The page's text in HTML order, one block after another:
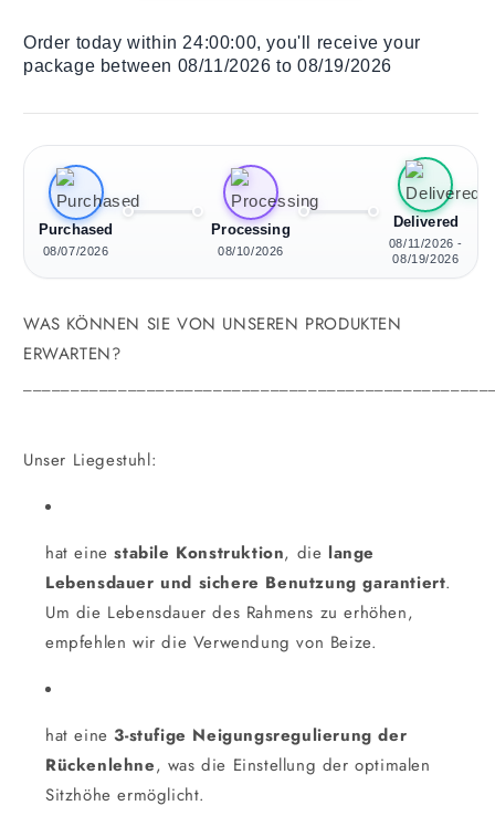
Order today within 24:00:00, you'll receive your
package between 08/11/2026 to 08/19/2026
Purchased
08/07/2026
Processing
08/10/2026
Delivered
08/11/2026 -
08/19/2026
WAS KÖNNEN SIE VON UNSEREN PRODUKTEN
ERWARTEN?
Unser Liegestuhl:
hat eine stabile Konstruktion, die lange
Lebensdauer und sichere Benutzung garantiert.
Um die Lebensdauer des Rahmens zu erhöhen,
empfehlen wir die Verwendung von Beize.
hat eine 3-stufige Neigungsregulierung der
Rückenlehne, was die Einstellung der optimalen
Sitzhöhe ermöglicht.